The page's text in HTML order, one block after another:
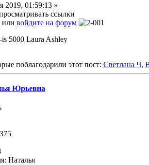
2019, 01:59:13 »
ссылки
или войдите на форум
5000 Laura Ashley
поблагодарили этот пост: Светлана Ч,
Юрьевна
Наталья